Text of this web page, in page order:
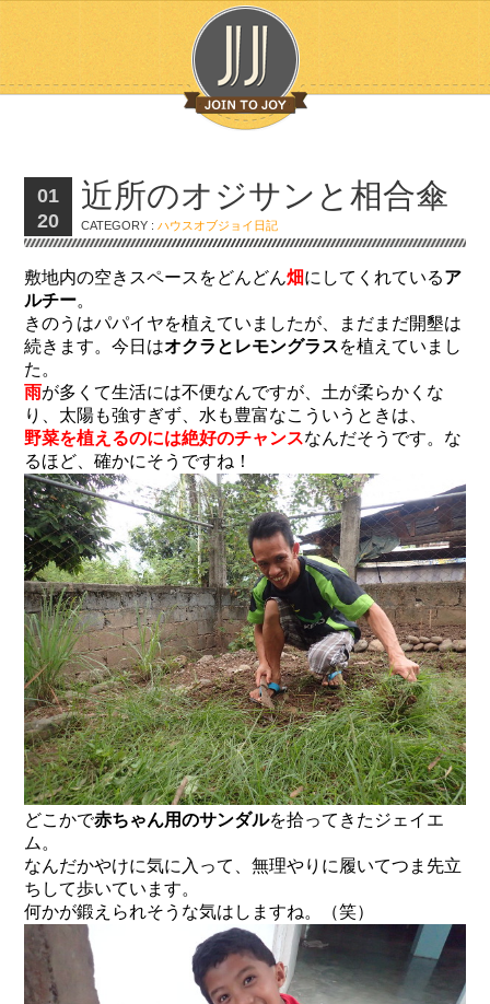
01
20
近所のオジサンと相合傘
CATEGORY :ハウスオブジョイ日記
敷地内の空きスペースをどんどん畑にしてくれているア
ルチー。
きのうはパパイヤを植えていましたが、まだまだ開墾は
続きます。今日はオクラとレモングラスを植えていまし
た。
雨が多くて生活には不便なんですが、土が柔らかくな
り、太陽も強すぎず、水も豊富なこういうときは、
野菜を植えるのには絶好のチャンスなんだそうです。な
るほど、確かにそうですね！
どこかで赤ちゃん用のサンダルを拾ってきたジェイエ
ム。
なんだかやけに気に入って、無理やりに履いてつま先立
ちして歩いています。
何かが鍛えられそうな気はしますね。（笑）